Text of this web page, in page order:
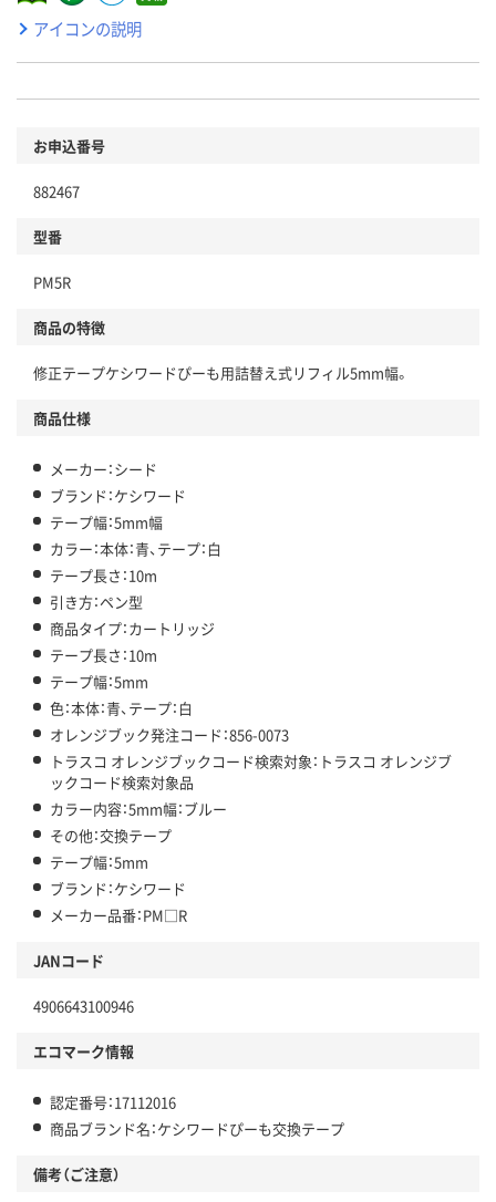
アイコンの説明
お申込番号
882467
型番
PM5R
商品の特徴
修正テープケシワードぴーも用詰替え式リフィル5mm幅。
商品仕様
メーカー：シード
ブランド：ケシワード
テープ幅：5mm幅
カラー：本体：青、テープ：白
テープ長さ：10m
引き方：ペン型
商品タイプ：カートリッジ
テープ長さ：10m
テープ幅：5mm
色：本体：青、テープ：白
オレンジブック発注コード：856-0073
トラスコ オレンジブックコード検索対象：トラスコ オレンジブ
ックコード検索対象品
カラー内容：5mm幅：ブルー
その他：交換テープ
テープ幅：5mm
ブランド：ケシワード
メーカー品番：PM□R
JANコード
4906643100946
エコマーク情報
認定番号：17112016
商品ブランド名：ケシワードぴーも交換テープ
備考（ご注意）